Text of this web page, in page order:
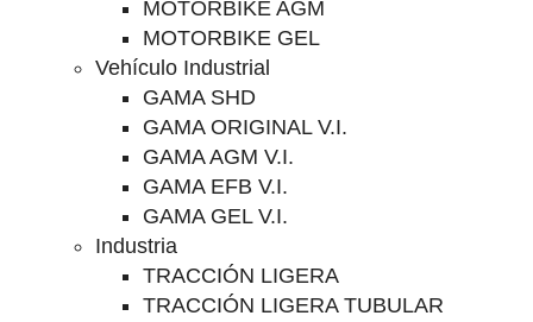
MOTORBIKE AGM
MOTORBIKE GEL
Vehículo Industrial
GAMA SHD
GAMA ORIGINAL V.I.
GAMA AGM V.I.
GAMA EFB V.I.
GAMA GEL V.I.
Industria
TRACCIÓN LIGERA
TRACCIÓN LIGERA TUBULAR